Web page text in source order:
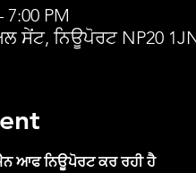
7:00 PM
ਸੇਂਟ, ਨਿਊਪੋਰਟ NP20
ਆਫ ਨਿਊਪੋਰਟ ਕਰ ਰਹੀ ਹੈ